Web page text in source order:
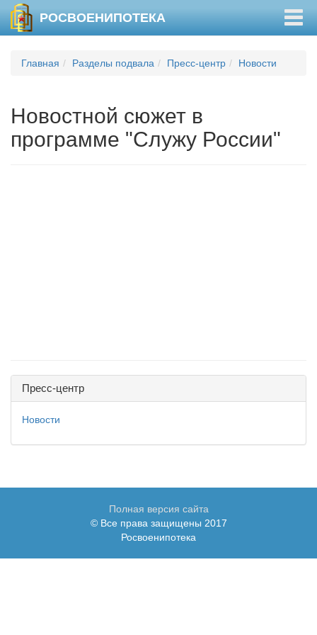
РОСВОЕНИПОТЕКА
Главная Разделы подвала Пресс-центр Новости
Новостной сюжет в
программе "Служу России"
Пресс-центр
Новости
Полная версия сайта
© Все права защищены 2017
Росвоенипотека